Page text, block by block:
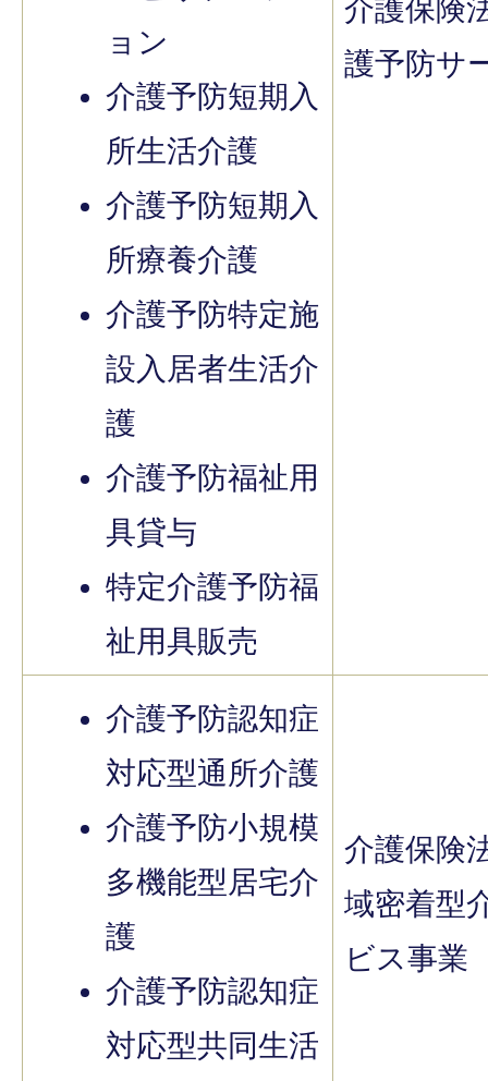
ョン
介護予防短期入
所生活介護
介護予防短期入
所療養介護
介護予防特定施
設入居者生活介
護
介護予防福祉用
具貸与
特定介護予防福
祉用具販売
介護保険
護予防サ
介護予防認知症
対応型通所介護
介護予防小規模
多機能型居宅介
護
介護予防認知症
対応型共同生活
介護保険
域密着型
ビス事業